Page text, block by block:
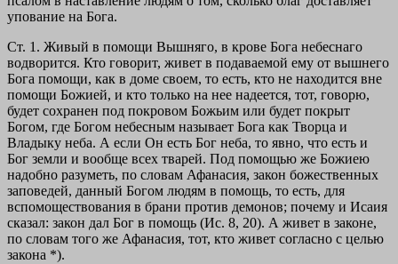
упование на Бога.
Ст. 1. Живый в помощи Вышняго, в крове Бога небеснаго
водворится. Кто говорит, живет в подаваемой ему от вышнего
Бога помощи, как в доме своем, то есть, кто не находится вне
помощи Божией, и кто только на нее надеется, тот, говорю,
будет сохранен под покровом Божьим или будет покрыт
Богом, где Богом небесным называет Бога как Творца и
Владыку неба. А если Он есть Бог неба, то явно, что есть и
Бог земли и вообще всех тварей. Под помощью же Божиею
надобно разуметь, по словам Афанасия, закон божественных
заповедей, данный Богом людям в помощь, то есть, для
вспомоществования в брани против демонов; почему и Исаия
сказал: закон дал Бог в помощь (Ис. 8, 20). А живет в законе,
по словам того же Афанасия, тот, кто живет согласно с целью
закона *).